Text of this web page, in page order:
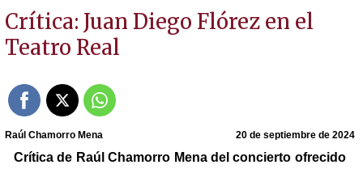
Crítica: Juan Diego Flórez en el
Teatro Real
Raúl Chamorro Mena 20 de septiembre de 2024
Crítica de Raúl Chamorro Mena del concierto ofrecido